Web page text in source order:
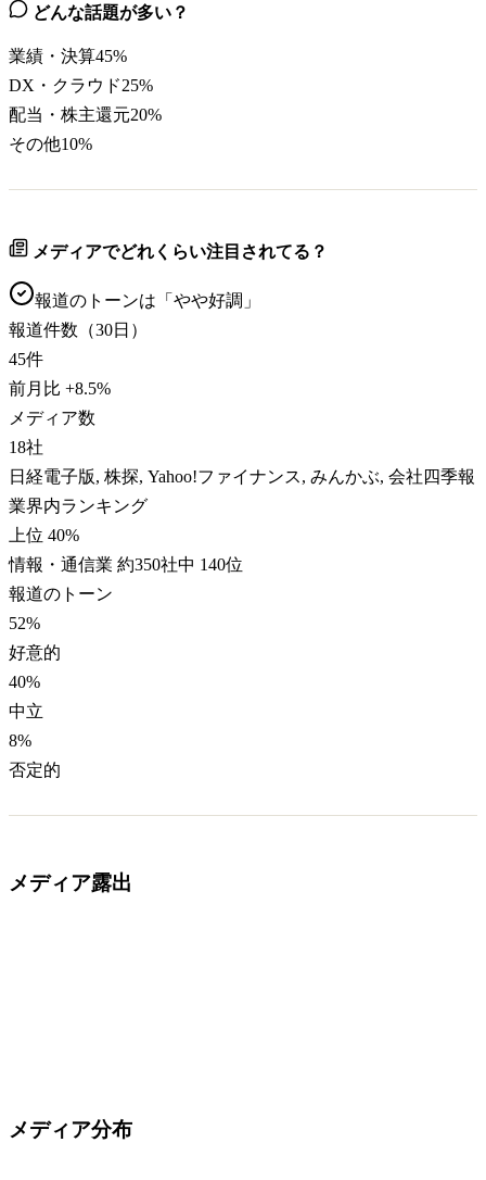
どんな話題が多い？
業績・決算45%
DX・クラウド25%
配当・株主還元20%
その他10%
メディアでどれくらい注目されてる？
報道のトーンは「 やや好調 」
報道件数（30日）
45件
前月比 +8.5%
メディア数
18社
日経電子版, 株探, Yahoo!ファイナンス, みんかぶ, 会社四季報
業界内ランキング
上位 40%
情報・通信業 約350社中 140位
報道のトーン
52%
好意的
40%
中立
8%
否定的
メディア露出
メディア分布